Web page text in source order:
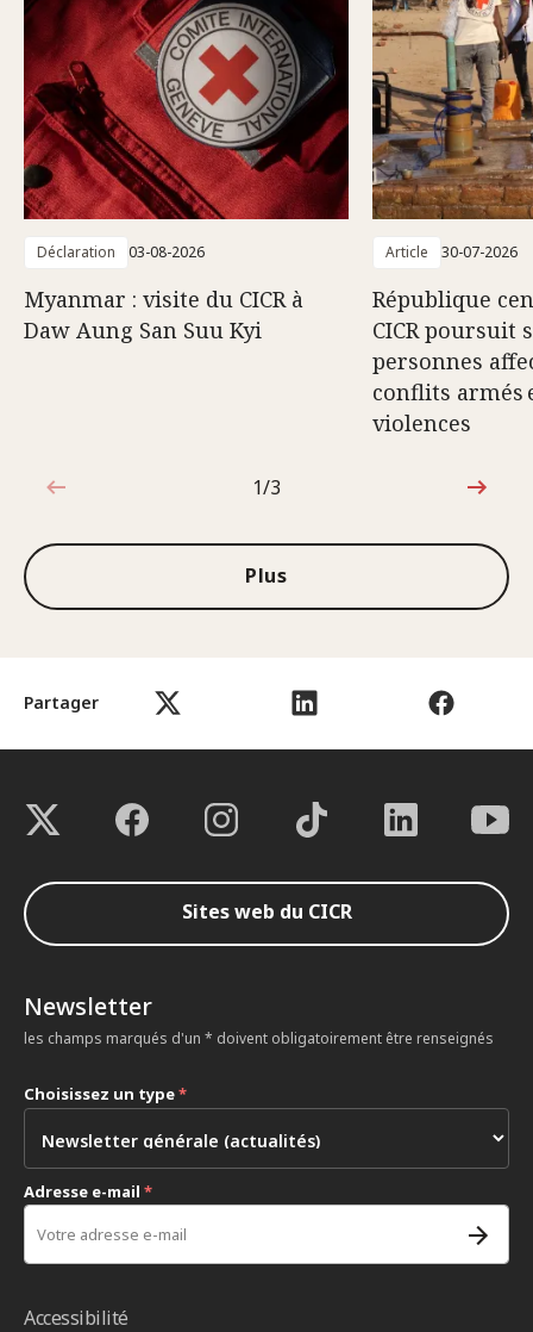
Partager
Déclaration 03-08-2026
Myanmar : visite du CICR à
Daw Aung San Suu Kyi
Article 30-07-2026
République
CICR poursuit
personnes
conflits armés
violences
1sur3
1/3
Plus
Sites web du CICR
Newsletter
les champs marqués d'un * doivent obligatoirement être renseignés
Choisissez un type*
Adresse e-mail *
Accessibilité